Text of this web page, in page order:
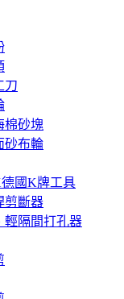
刀
棉砂塊
砂布輪
國K牌工具
剪斷器
輕隔間打孔器